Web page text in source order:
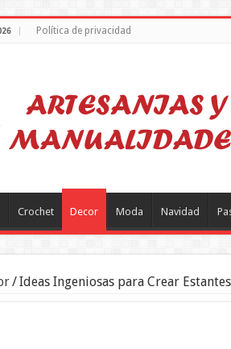
Política de privacidad
Crochet Decor Moda Navidad
/Ideas Ingeniosas para Crear